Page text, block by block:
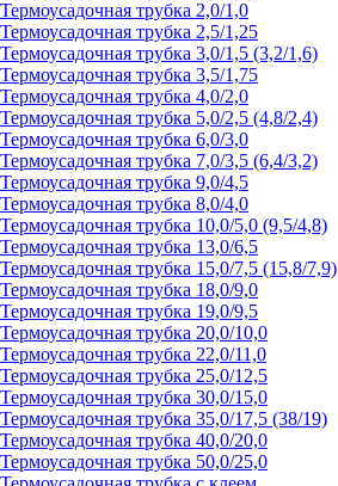
Термоусадочная трубка 2,0/1,0
Термоусадочная трубка 2,5/1,25
Термоусадочная трубка 3,0/1,5 (3,2/1,6)
Термоусадочная трубка 3,5/1,75
Термоусадочная трубка 4,0/2,0
Термоусадочная трубка 5,0/2,5 (4,8/2,4)
Термоусадочная трубка 6,0/3,0
Термоусадочная трубка 7,0/3,5 (6,4/3,2)
Термоусадочная трубка 9,0/4,5
Термоусадочная трубка 8,0/4,0
Термоусадочная трубка 10,0/5,0 (9,5/4,8)
Термоусадочная трубка 13,0/6,5
Термоусадочная трубка 15,0/7,5 (15,8/7,9)
Термоусадочная трубка 18,0/9,0
Термоусадочная трубка 19,0/9,5
Термоусадочная трубка 20,0/10,0
Термоусадочная трубка 22,0/11,0
Термоусадочная трубка 25,0/12,5
Термоусадочная трубка 30,0/15,0
Термоусадочная трубка 35,0/17,5 (38/19)
Термоусадочная трубка 40,0/20,0
Термоусадочная трубка 50,0/25,0